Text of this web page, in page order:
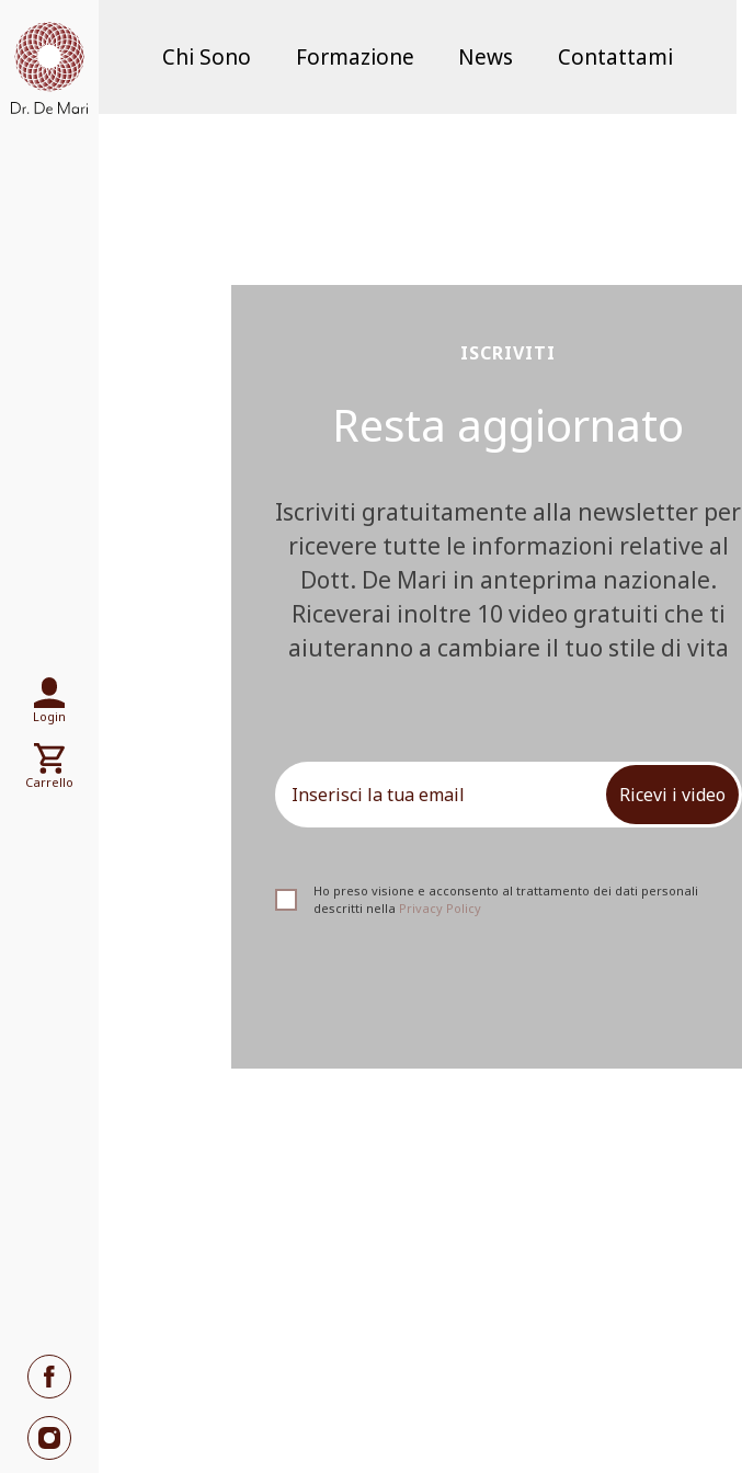
Chi Sono Formazione News Contattami
Login
Carrello
ISCRIVITI
Resta aggiornato
Iscriviti gratuitamente alla newsletter per
ricevere tutte le informazioni relative al
Dott. De Mari in anteprima nazionale.
Riceverai inoltre 10 video gratuiti che ti
aiuteranno a cambiare il tuo stile di vita
Ricevi i video
Ho preso visione e acconsento al trattamento dei dati personali
descritti nella Privacy Policy